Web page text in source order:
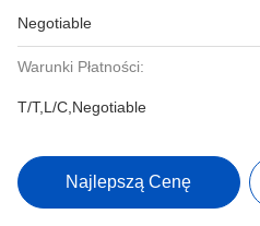
Negotiable
Warunki Płatności:
T/T,L/C,Negotiable
Najlepszą Cenę